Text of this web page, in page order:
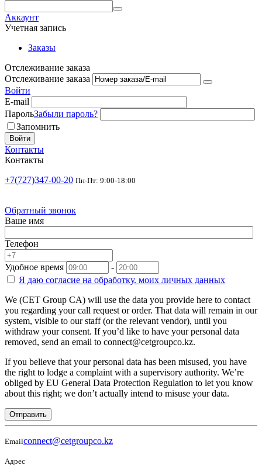
Аккаунт
Учетная запись
Заказы
Отслеживание заказа
Отслеживание заказа
Войти
E-mail
ПарольЗабыли пароль?
Запомнить
Войти
Контакты
Контакты
+7(727)347-00-20 Пн-Пт: 9:00-18:00
Обратный звонок
Ваше имя
Телефон
Удобное время
-
Я даю согласие на обработку. моих личных данных
We (CET Group CA) will use the data you provide here to contact
you regarding your call request or order. That data will remain in our
system, visible to our staff (or the relevant vendor), until you
withdraw your consent. If you’d like to have your personal data
removed, send an email to connect@cetgroupco.kz.
If you believe that your personal data has been misused, you have
the right to lodge a complaint with a supervisory authority. We’re
obliged by EU General Data Protection Regulation to let you know
about this right; we don’t actually intend to misuse your data.
Отправить
Emailconnect@cetgroupco.kz
Адрес